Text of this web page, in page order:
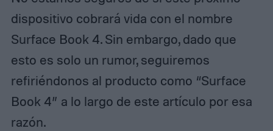
dispositivo cobrará vida con el nombre
Surface Book 4. Sin embargo, dado que
esto es solo un rumor, seguiremos
refiriéndonos al producto como “Surface
Book 4” a lo largo de este artículo por esa
razón.